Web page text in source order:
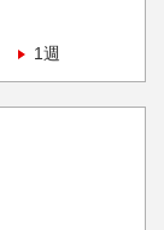
1週